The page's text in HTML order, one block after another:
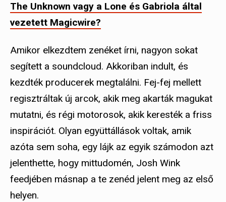
The Unknown vagy a Lone és Gabriola által
vezetett Magicwire?
Amikor elkezdtem zenéket írni, nagyon sokat
segített a soundcloud. Akkoriban indult, és
kezdték producerek megtalálni. Fej-fej mellett
regisztráltak új arcok, akik meg akarták magukat
mutatni, és régi motorosok, akik keresték a friss
inspirációt. Olyan együttállások voltak, amik
azóta sem soha, egy lájk az egyik számodon azt
jelenthette, hogy mittudomén, Josh Wink
feedjében másnap a te zenéd jelent meg az első
helyen.